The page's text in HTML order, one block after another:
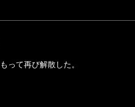
って再び解散した。